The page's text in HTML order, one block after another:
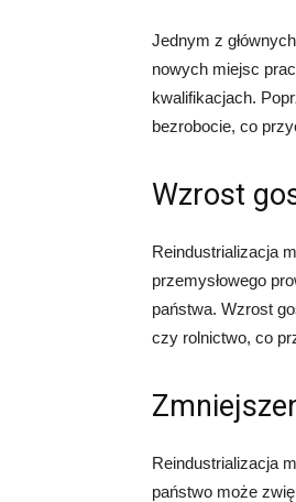
Jednym z
nowych miejsc
kwalifikacjach.
bezrobocie, co
Wzrost
Reindustrializacja
przemysłowego
państwa. Wzrost
czy rolnictwo, co
Reindustrializacja
państwo może